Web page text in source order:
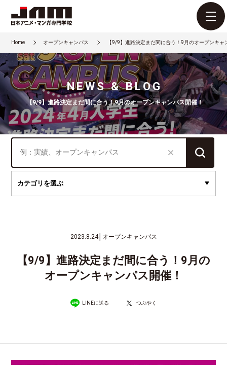
Home オープンキャンパス 【9/9】進路決定まだ間に合う！9月のオープンキャ
NEWS & BLOG
【9/9】進路決定まだ間に合う！9月のオープンキャンパス開催！
2023.8.24│ オープンキャンパス
【9/9】進路決定まだ間に合う！9月の
オープンキャンパス開催！
LINEに送る つぶやく